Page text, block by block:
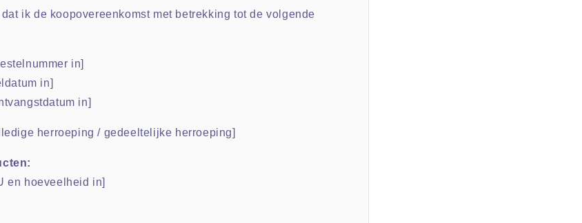
ik de koopovereenkomst met betrekking tot de volgende
in]
in]
in]
herroeping / gedeeltelijke herroeping]
en hoeveelheid in]